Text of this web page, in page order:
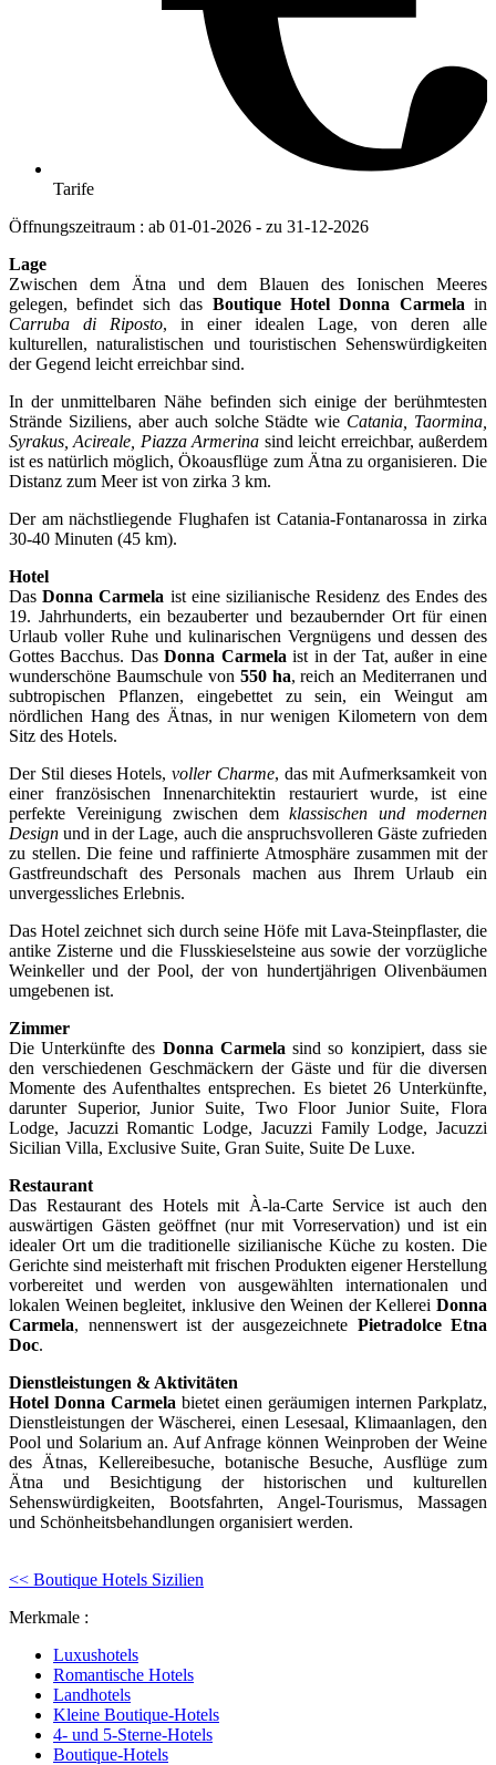
Tarife
Öffnungszeitraum : ab 01-01-2026 - zu 31-12-2026
Lage
Zwischen dem Ätna und dem Blauen des Ionischen Meeres
gelegen, befindet sich das Boutique Hotel Donna Carmela in
Carruba di Riposto, in einer idealen Lage, von deren alle
kulturellen, naturalistischen und touristischen Sehenswürdigkeiten
der Gegend leicht erreichbar sind.
In der unmittelbaren Nähe befinden sich einige der berühmtesten
Strände Siziliens, aber auch solche Städte wie Catania, Taormina,
Syrakus, Acireale, Piazza Armerina sind leicht erreichbar, außerdem
ist es natürlich möglich, Ökoausflüge zum Ätna zu organisieren. Die
Distanz zum Meer ist von zirka 3 km.
Der am nächstliegende Flughafen ist Catania-Fontanarossa in zirka
30-40 Minuten (45 km).
Hotel
DasDonna Carmela ist eine sizilianische Residenz des Endes des
19. Jahrhunderts, ein bezauberter und bezaubernder Ort für einen
Urlaub voller Ruhe und kulinarischen Vergnügens und dessen des
Gottes Bacchus. DasDonna Carmela ist in der Tat, außer in eine
wunderschöne Baumschule von 550 ha, reich an Mediterranen und
subtropischen Pflanzen, eingebettet zu sein, ein Weingut am
nördlichen Hang des Ätnas, in nur wenigen Kilometern von dem
Sitz des Hotels.
Der Stil dieses Hotels,voller Charme, das mit Aufmerksamkeit von
einer französischen Innenarchitektin restauriert wurde, ist eine
perfekte Vereinigung zwischen demklassischen und modernen
Design und in der Lage, auch die anspruchsvolleren Gäste zufrieden
zu stellen. Die feine und raffinierte Atmosphäre zusammen mit der
Gastfreundschaft des Personals machen aus Ihrem Urlaub ein
unvergessliches Erlebnis.
Das Hotel zeichnet sich durch seine Höfe mit Lava-Steinpflaster, die
antike Zisterne und die Flusskieselsteine aus sowie der vorzügliche
Weinkeller und der Pool, der von hundertjährigen Olivenbäumen
umgebenen ist.
Zimmer
Die Unterkünfte des Donna Carmela sind so konzipiert, dass sie
den verschiedenen Geschmäckern der Gäste und für die diversen
Momente des Aufenthaltes entsprechen. Es bietet 26 Unterkünfte,
darunter Superior, Junior Suite, Two Floor Junior Suite, Flora
Lodge, Jacuzzi Romantic Lodge, Jacuzzi Family Lodge, Jacuzzi
Sicilian Villa, Exclusive Suite, Gran Suite, Suite De Luxe.
Restaurant
Das Restaurant des Hotels mit À-la-Carte Service ist auch den
auswärtigen Gästen geöffnet (nur mit Vorreservation) und ist ein
idealer Ort um die traditionelle sizilianische Küche zu kosten. Die
Gerichte sind meisterhaft mit frischen Produkten eigener Herstellung
vorbereitet und werden von ausgewählten internationalen und
lokalen Weinen begleitet, inklusive den Weinen der Kellerei Donna
Carmela, nennenswert ist der ausgezeichnete Pietradolce Etna
Doc.
Dienstleistungen & Aktivitäten
Hotel Donna Carmela bietet einen geräumigen internen Parkplatz,
Dienstleistungen der Wäscherei, einen Lesesaal, Klimaanlagen, den
Pool und Solarium an. Auf Anfrage können Weinproben der Weine
des Ätnas, Kellereibesuche, botanische Besuche, Ausflüge zum
Ätna und Besichtigung der historischen und kulturellen
Sehenswürdigkeiten, Bootsfahrten, Angel-Tourismus, Massagen
und Schönheitsbehandlungen organisiert werden.
<< Boutique Hotels Sizilien
Merkmale :
Luxushotels
Romantische Hotels
Landhotels
Kleine Boutique-Hotels
4- und 5-Sterne-Hotels
Boutique-Hotels